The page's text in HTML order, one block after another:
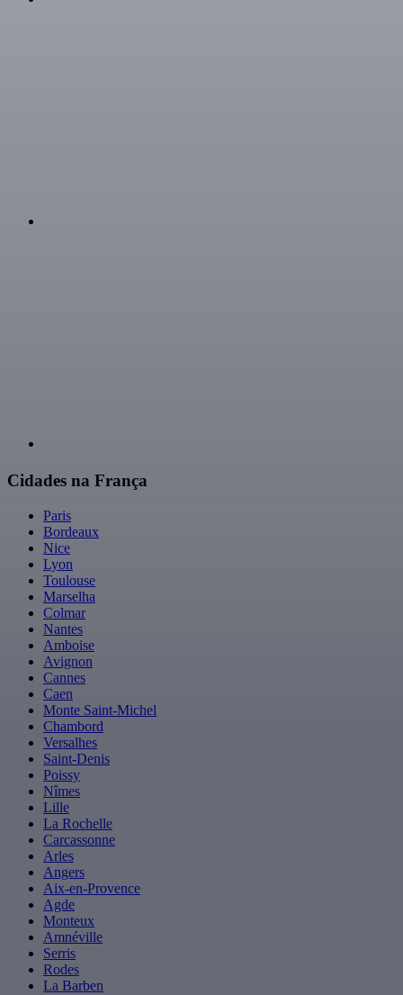
Cidades na França
Paris
Bordeaux
Nice
Lyon
Toulouse
Marselha
Colmar
Nantes
Amboise
Avignon
Cannes
Caen
Monte Saint-Michel
Chambord
Versalhes
Saint-Denis
Poissy
Nîmes
Lille
La Rochelle
Carcassonne
Arles
Angers
Aix-en-Provence
Agde
Monteux
Amnéville
Serris
Rodes
La Barben